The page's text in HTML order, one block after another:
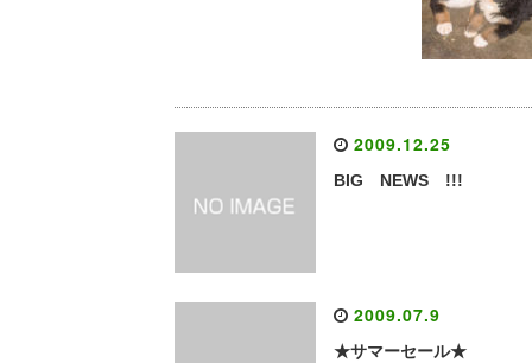
2009.12.25
BIG NEWS !!!
2009.07.9
★サマーセール★